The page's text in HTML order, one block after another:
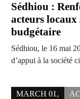
Sédhiou :
acteurs
budgétaire
Sédhiou, le 16 mai
d’appui à la société
MARCH 01,